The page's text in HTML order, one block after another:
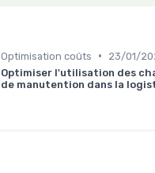
Optimisation coûts •
23/01/
Optimiser l'utilisation des
de manutention dans la